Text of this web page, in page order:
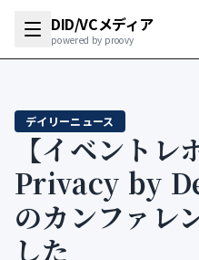
DID/VCメディア
powered by proovy
デイリーニュース
【イベントレ
Privacy by
のカンファレ
した